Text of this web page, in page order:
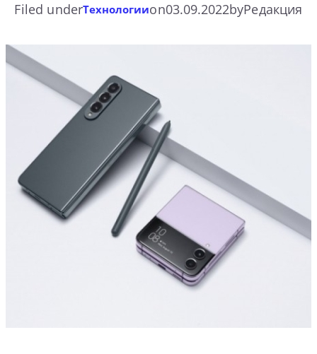
Filed underТехнологииon03.09.2022byРедакция